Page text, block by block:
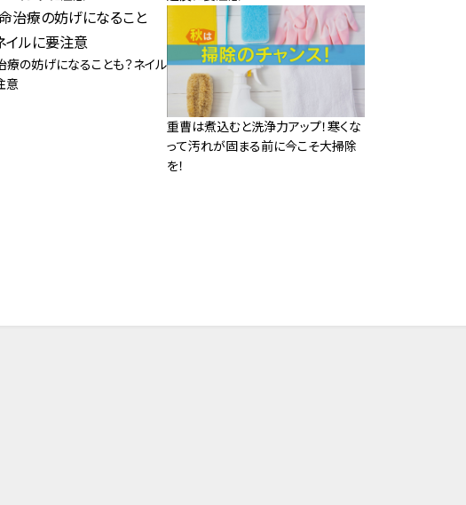
療の妨げになることも？ネイル
意
重曹は煮込むと洗浄力アップ！寒くな
って汚れが固まる前に今こそ大掃除
を！